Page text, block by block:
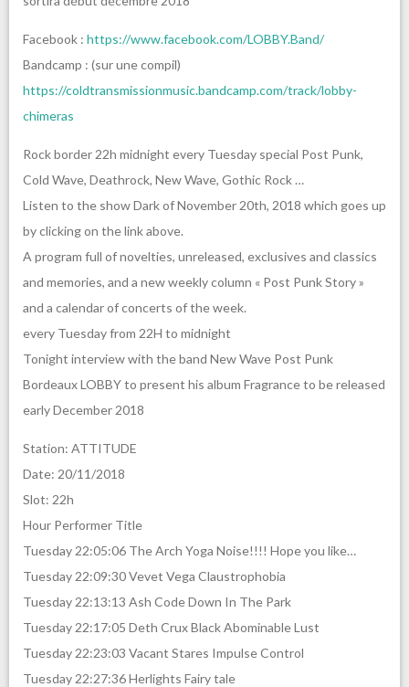
Facebook : https://www.facebook.com/LOBBY.Band/
Bandcamp : (sur une compil)
https://coldtransmissionmusic.bandcamp.com/track/lobby-
chimeras
Rock border 22h midnight every Tuesday special Post Punk,
Cold Wave, Deathrock, New Wave, Gothic Rock …
Listen to the show Dark of November 20th, 2018 which goes up
by clicking on the link above.
A program full of novelties, unreleased, exclusives and classics
and memories, and a new weekly column « Post Punk Story »
and a calendar of concerts of the week.
every Tuesday from 22H to midnight
Tonight interview with the band New Wave Post Punk
Bordeaux LOBBY to present his album Fragrance to be released
early December 2018
Station: ATTITUDE
Date: 20/11/2018
Slot: 22h
Hour Performer Title
Tuesday 22:05:06 The Arch Yoga Noise!!!! Hope you like…
Tuesday 22:09:30 Vevet Vega Claustrophobia
Tuesday 22:13:13 Ash Code Down In The Park
Tuesday 22:17:05 Deth Crux Black Abominable Lust
Tuesday 22:23:03 Vacant Stares Impulse Control
Tuesday 22:27:36 Herlights Fairy tale